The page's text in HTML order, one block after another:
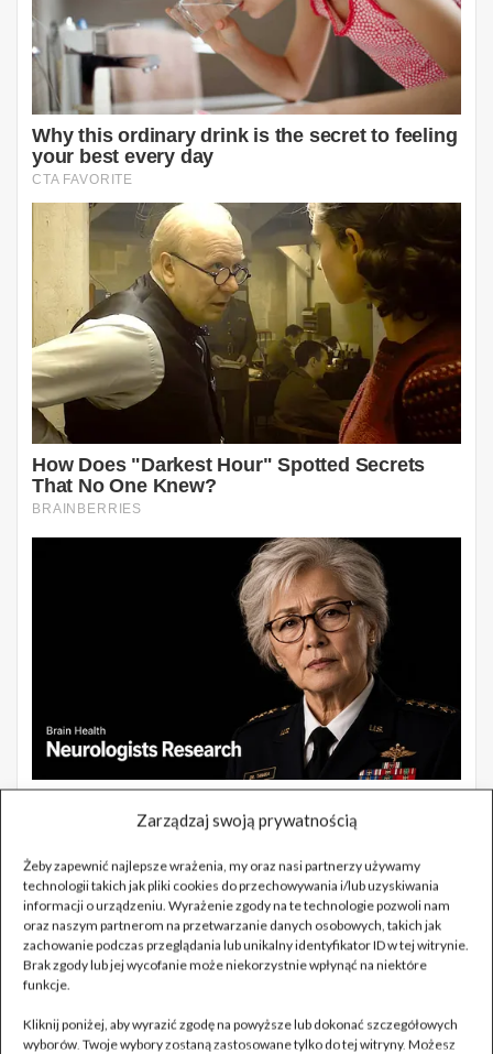
Zarządzaj swoją prywatnością
Żeby zapewnić najlepsze wrażenia, my oraz nasi partnerzy używamy
technologii takich jak pliki cookies do przechowywania i/lub uzyskiwania
informacji o urządzeniu. Wyrażenie zgody na te technologie pozwoli nam
oraz naszym partnerom na przetwarzanie danych osobowych, takich jak
zachowanie podczas przeglądania lub unikalny identyfikator ID w tej witrynie.
Brak zgody lub jej wycofanie może niekorzystnie wpłynąć na niektóre
funkcje.
Kliknij poniżej, aby wyrazić zgodę na powyższe lub dokonać szczegółowych
wyborów. Twoje wybory zostaną zastosowane tylko do tej witryny. Możesz